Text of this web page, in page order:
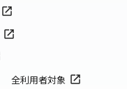
全利用者対象